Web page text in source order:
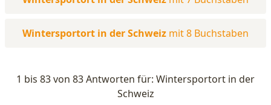
Wintersportort in der Schweiz mit 8 Buchstaben
1 bis 83 von 83 Antworten für: Wintersportort in der
Schweiz